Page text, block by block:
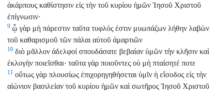
ἀκάρπους καθίστησιν εἰς τὴν τοῦ κυρίου ἡμῶν Ἰησοῦ Χριστοῦ
ἐπίγνωσιν·
9 ᾧ γὰρ μὴ πάρεστιν ταῦτα τυφλός ἐστιν μυωπάζων λήθην λαβὼν
τοῦ καθαρισμοῦ τῶν πάλαι αὐτοῦ ἁμαρτιῶν
10 διὸ μᾶλλον ἀδελφοί σπουδάσατε βεβαίαν ὑμῶν τὴν κλῆσιν καὶ
ἐκλογὴν ποιεῖσθαι· ταῦτα γὰρ ποιοῦντες οὐ μὴ πταίσητέ ποτε
11 οὕτως γὰρ πλουσίως ἐπιχορηγηθήσεται ὑμῖν ἡ εἴσοδος εἰς τὴν
αἰώνιον βασιλείαν τοῦ κυρίου ἡμῶν καὶ σωτῆρος Ἰησοῦ Χριστοῦ